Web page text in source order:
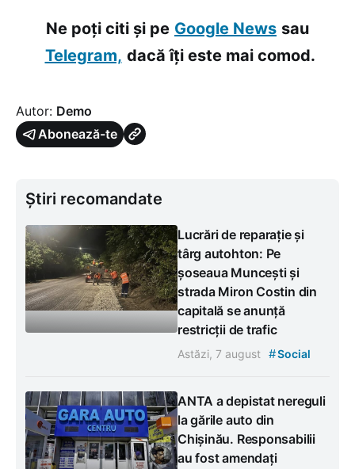
Ne poți citi și pe Google News sau
Telegram, dacă îți este mai comod.
Autor: Demo
Abonează-te
Știri recomandate
Lucrări de reparație și
târg autohton: Pe
șoseaua Muncești și
strada Miron Costin din
capitală se anunță
restricții de trafic
Astăzi, 7 august #Social
ANTA a depistat nereguli
la gările auto din
Chișinău. Responsabilii
au fost amendați